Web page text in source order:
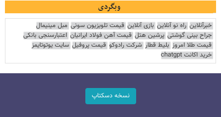
وبگردی
خبرآنلاین راه نو آنلاین بازی آنلاین قیمت تلویزیون سونی مبل مینیمال
جراح بینی گوشتی پرشین هتل قیمت آهن فولاد ایرانیان اعتبارسنجی بانکی
قیمت طلا امروز بلیط قطار شرکت رادوکو قیمت پروفیل سایت یوتوتایمز
خرید اکانت chatgpt
نسخه دسکتاپ